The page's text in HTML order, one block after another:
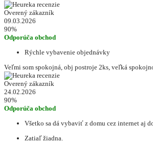
Overený zákazník
09.03.2026
90%
Odporúča obchod
Rýchle vybavenie objednávky
Veľmi som spokojná, obj postroje 2ks, veľká
Overený zákazník
24.02.2026
90%
Odporúča obchod
Všetko sa dá vybaviť z domu cez internet aj
Zatiaľ žiadna.